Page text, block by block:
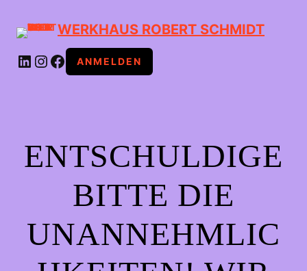
WERKHAUS ROBERT SCHMIDT
LINKEDIN INSTAGRAMFACEBOOK ANMELDEN
ENTSCHULDIGE
BITTE DIE
UNANNEHMLIC